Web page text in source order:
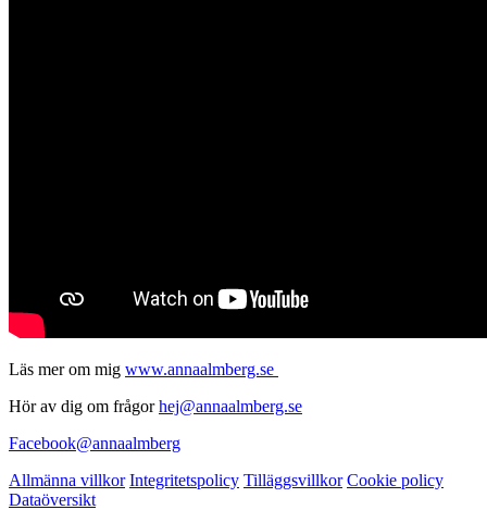
Läs mer om mig www.annaalmberg.se
Hör av dig om frågorhej@annaalmberg.se
Facebook@annaalmberg
Allmänna villkor Integritetspolicy Tilläggsvillkor Cookie policy
Dataöversikt